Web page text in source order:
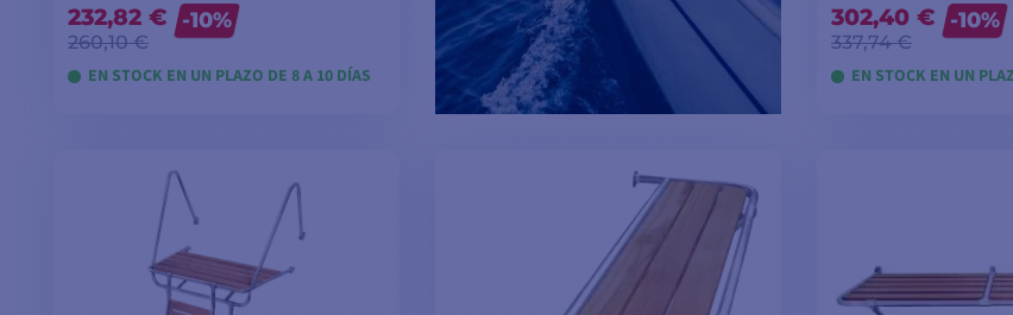
232,82 €
260,10 €
-10%
EN STOCK EN UN PLAZO DE 8 A 10 DÍAS
302,40 €
337,74 €
-10%
EN STOCK EN UN